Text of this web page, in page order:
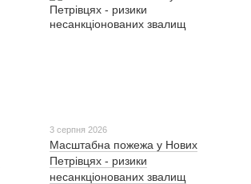
3 серпня 2026
Масштабна пожежа у Нових
Петрівцях - ризики
несанкціонованих звалищ